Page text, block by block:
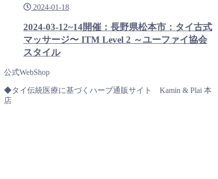
2024-01-18
2024-03-12~14開催：長野県松本市：タイ古式
マッサージ〜 ITM Level 2 ～ユーファイ協会
スタイル
公式WebShop
◆タイ伝統医療に基づくハーブ通販サイト Kamin & Plai 本
店